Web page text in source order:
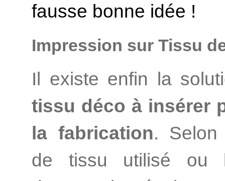
fausse bonne idée !
Impression sur Tissu
Il existe enfin la
tissu déco à insérer
la fabrication.
de tissu utilisé ou